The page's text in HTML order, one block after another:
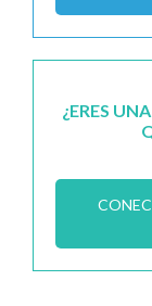
¿ERES